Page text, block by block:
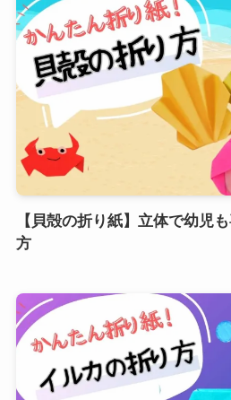
【貝殻の折り紙】立体で幼児
方